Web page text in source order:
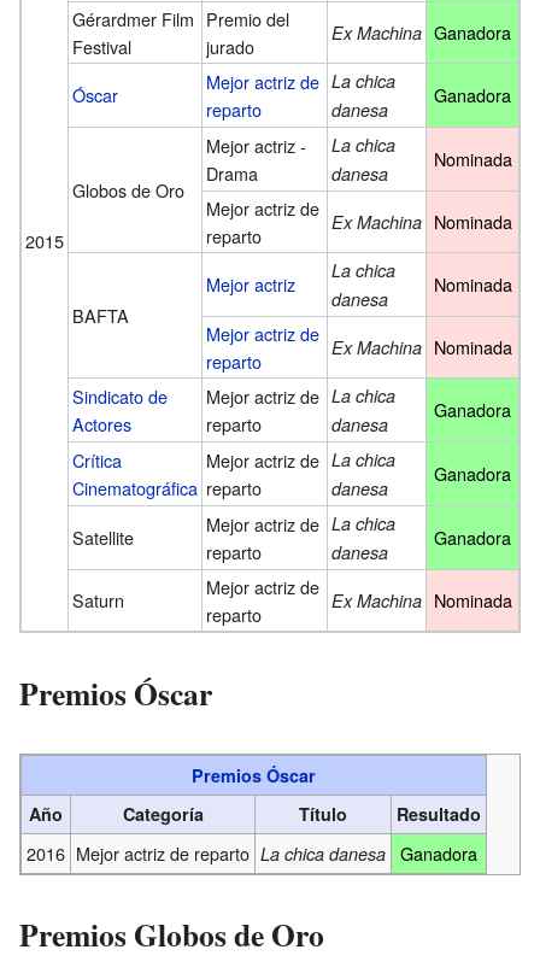
2015
Gérardmer Film
Festival
Premio del
jurado
Ex Machina Ganadora
Óscar
Mejor actriz de
reparto
La chica
danesa
Ganadora
Globos de Oro
Mejor actriz -
Drama
La chica
danesa
Nominada
Mejor actriz de
reparto
Ex Machina Nominada
BAFTA
Mejor actriz
La chica
danesa
Nominada
Mejor actriz de
reparto
Ex Machina Nominada
Sindicato de
Actores
Mejor actriz de
reparto
La chica
danesa
Ganadora
Crítica
Cinematográfica
Mejor actriz de
reparto
La chica
danesa
Ganadora
Satellite
Mejor actriz de
reparto
La chica
danesa
Ganadora
Saturn
Mejor actriz de
reparto
Ex Machina Nominada
Premios Óscar
Premios Óscar
Año
Categoría Título Resultado
2016 Mejor actriz de reparto La chica danesa Ganadora
Premios Globos de Oro